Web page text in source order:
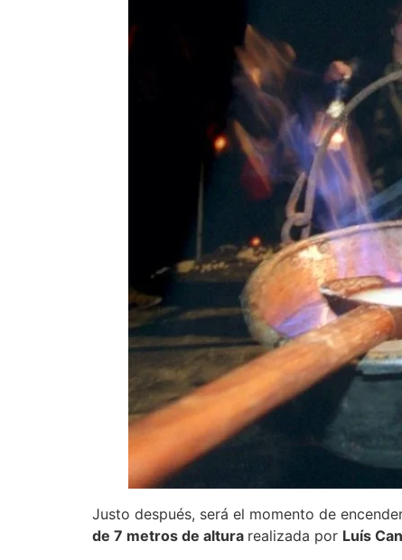
Justo después, será el momento de
de 7 metros de altura realizada por Luís